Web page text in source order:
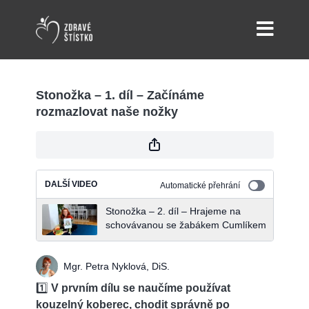
Stonožka – 1. díl – Začínáme
rozmazlovat naše nožky
DALŠÍ VIDEO Automatické přehrání
Stonožka – 2. díl – Hrajeme na
schovávanou se žabákem Cumlíkem
Mgr. Petra Nyklová, DiS.
1️⃣ V prvním dílu se naučíme používat
kouzelný koberec, chodit správně po